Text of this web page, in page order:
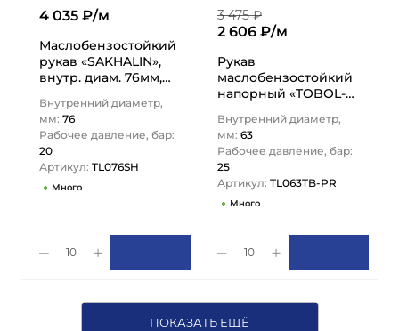
4 035 ₽/м
Маслобензостойкий
рукав «SAKHALIN»,
внутр. диам. 76мм,
всас., TL076SH TITAN…
Внутренний диаметр,
мм: 76
Рабочее давление, бар:
20
Артикул: TL076SH
Много
10
3 475 ₽
2 606 ₽/м
Рукав
маслобензостойкий
напорный «TOBOL-
вн.диам. 63 мм.,
TL063TB-PR TITAN…
Внутренний диаметр,
мм: 63
Рабочее давление, бар:
25
Артикул: TL063TB-PR
Много
10
ПОКАЗАТЬ ЕЩЁ